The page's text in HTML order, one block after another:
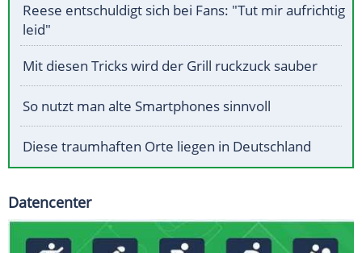
Reese entschuldigt sich bei Fans: "Tut mir aufrichtig
leid"
Mit diesen Tricks wird der Grill ruckzuck sauber
So nutzt man alte Smartphones sinnvoll
Diese traumhaften Orte liegen in Deutschland
Datencenter